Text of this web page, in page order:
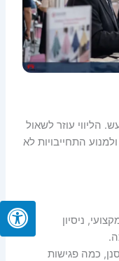
הליווי עוזר לשאול
התחייבויות לא
ניסיון
כמה פגישות